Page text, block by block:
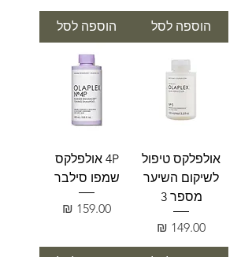
הוספה לסל הוספה לסל
אולפלקס טיפול
לשיקום השיער
מספר 3
מחיר
4P אולפלקס
שמפו סילבר
מחיר